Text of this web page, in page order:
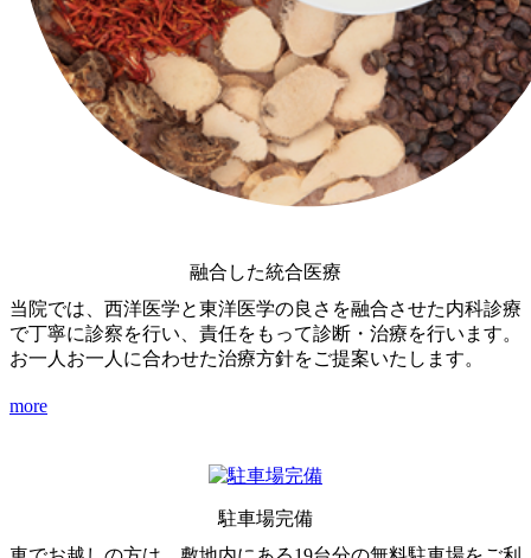
融合した統合医療
当院では、西洋医学と東洋医学の良さを融合させた内科診療
で丁寧に診察を行い、責任をもって診断・治療を行います。
お一人お一人に合わせた治療方針をご提案いたします。
more
駐車場完備